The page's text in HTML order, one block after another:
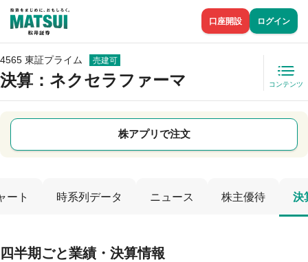
口座開設 ログイン
4565 東証プライム 売建可
決算：ネクセラファーマ コンテンツ
株アプリで注文
ート 時系列データ ニュース 株主優待 決
四半期ごと業績・決算情報